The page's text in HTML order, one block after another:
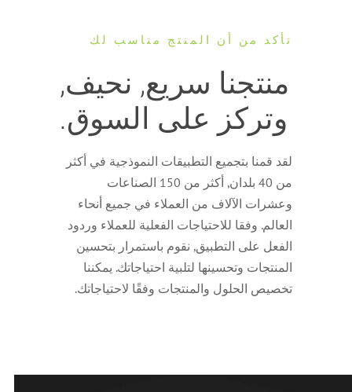
تأكد من أن المنتج مناسب لك
منتجنا سريع, نحيف,
وتركز على السوق.
لقد قمنا بتجميع التطبيقات النموذجية في أكثر
من 40 بلدان, أكثر من 150 الصناعات
وعشرات الآلاف من العملاء في جميع أنحاء
العالم. وفقا للاحتياجات الفعلية للعملاء وردود
الفعل على التطبيق, نقوم باستمرار بتحسين
المنتجات وتحسينها لتلبية احتياجاتك. يمكننا
تخصيص الحلول والمنتجات وفقًا لاحتياجاتك.